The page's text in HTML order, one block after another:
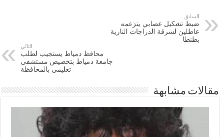
السابق
ضبط تشكيل عصابي يتزعمه
عاطلين لسرقة الدراجات النارية
بطنطا
التالي
محافظ دمياط يستجيب لطلب
جامعة دمياط بتخصيص مستشفي
تعليمي بالمحافظة
مقالات مشابهة